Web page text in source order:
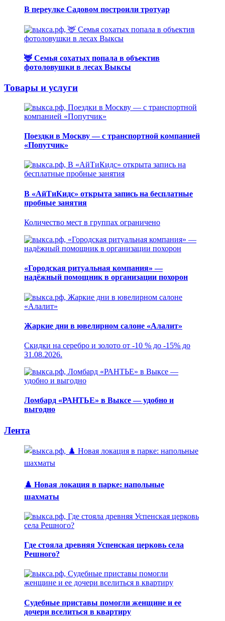
В переулке Садовом построили тротуар
🦌 Семья сохатых попала в объектив
фотоловушки в лесах Выксы
Товары и услуги
Поездки в Москву — с транспортной компанией
«Попутчик»
В «АйТиКидс» открыта запись на бесплатные
пробные занятия
Количество мест в группах ограничено
«Городская ритуальная компания» —
надёжный помощник в организации похорон
Жаркие дни в ювелирном салоне «Алалит»
Скидки на серебро и золото от -10 % до -15% до
31.08.2026.
Ломбард «РАНТЬЕ» в Выксе — удобно и
выгодно
Лента
♟️ Новая локация в парке: напольные
шахматы
Где стояла древняя Успенская церковь села
Решного?
Судебные приставы помогли женщине и ее
дочери вселиться в квартиру